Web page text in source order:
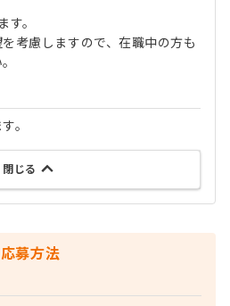
す。
考慮しますので、在職中の方も
。
閉じる
応募方法